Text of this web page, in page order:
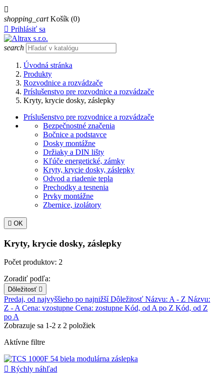

shopping_cart Košík (0)
 Prihlásiť sa
search
Úvodná stránka
Produkty
Rozvodnice a rozvádzače
Príslušenstvo pre rozvodnice a rozvádzače
Kryty, krycie dosky, záslepky
Príslušenstvo pre rozvodnice a rozvádzače
Bezpečnostné značenia
Bočnice a podstavce
Dosky montážne
Držiaky a DIN lišty
Kľúče energetické, zámky
Kryty, krycie dosky, záslepky
Odvod a riadenie tepla
Prechodky a tesnenia
Prvky montážne
Zbernice, izolátory
 OK
Kryty, krycie dosky, záslepky
Počet produktov: 2
Zoradiť podľa:
Dôležitosť 
Predaj, od najvyššieho po najnižšíDôležitosť Názvu: A - Z Názvu:
Z - ACena: vzostupne Cena: zostupne Kód, od A po Z Kód, od Z
po A
Zobrazuje sa 1-2 z 2 položiek
Aktívne filtre
 Rýchly náhľad